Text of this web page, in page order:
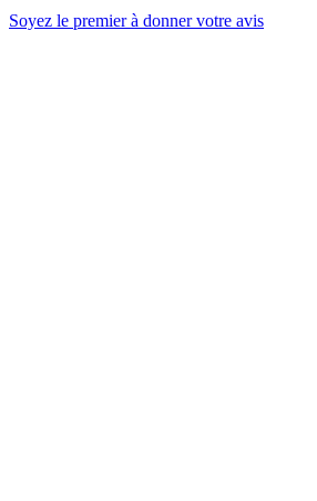
Soyez le premier à donner votre avis